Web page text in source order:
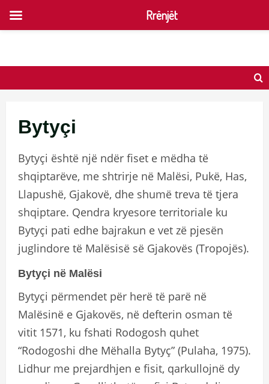
content
Bytyçi
Bytyçi është një ndër fiset e mëdha të
shqiptarëve, me shtrirje në Malësi, Pukë, Has,
Llapushë, Gjakovë, dhe shumë treva të tjera
shqiptare. Qendra kryesore territoriale ku
Bytyçi pati edhe bajrakun e vet zë pjesën
juglindore të Malësisë së Gjakovës (Tropojës).
Bytyçi në Malësi
Bytyçi përmendet për herë të parë në
Malësinë e Gjakovës, në defterin osman të
vitit 1571, ku fshati Rodogosh quhet
“Rodogoshi dhe Mëhalla Bytyç” (Pulaha, 1975).
Lidhur me prejardhjen e fisit, qarkullojnë dy
Rrënjët